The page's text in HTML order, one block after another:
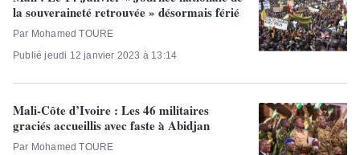
la souveraineté retrouvée » désormais férié
Par Mohamed TOURE
Publié jeudi 12 janvier 2023 à 13:14
Mali-Côte d’Ivoire : Les 46 militaires
graciés accueillis avec faste à Abidjan
Par Mohamed TOURE